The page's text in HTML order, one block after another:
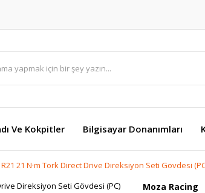
Ve Kokpitler Bilgisayar Donanımları
21 N·m Tork Direct Drive Direksiyon Seti Gövdesi
Moza Racing